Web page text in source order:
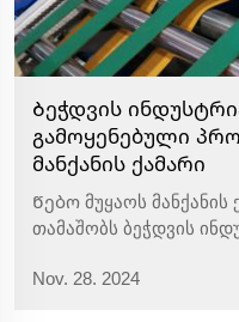
Ბეჭდვის
გამოყენებული
მანქანის ქამარი
Წებო მუყაოს
თამაშობს ბეჭდვის
დაკეცვას ბეჭდილი
Nov. 28. 2024